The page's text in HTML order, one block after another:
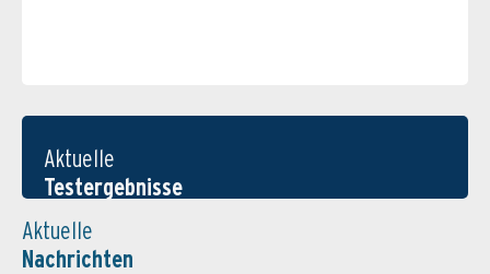
Aktuelle
Testergebnisse
Aktuelle
Nachrichten